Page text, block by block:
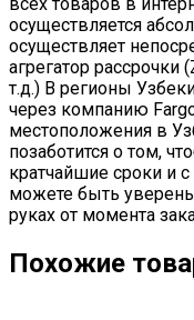
осуществляется
осуществляет
агрегатор рассрочки
т.д.) В регионы
через компанию
местоположения в
позаботится о том,
кратчайшие сроки и
можете быть
руках от момента
Похожие